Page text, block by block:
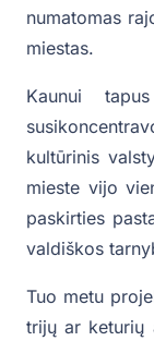
numatomas
miestas.
Kaunui
kultūrinis
mieste vijo
paskirties
valdiškos
Tuo metu
trijų ar keturių